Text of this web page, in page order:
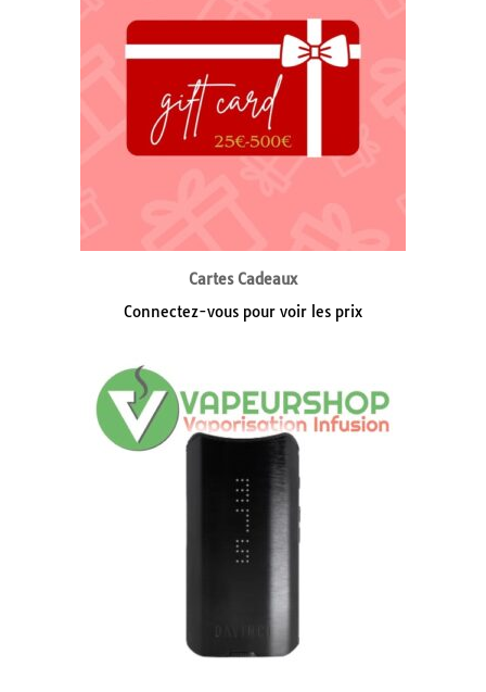
Cartes Cadeaux
Connectez-vous pour voir les prix